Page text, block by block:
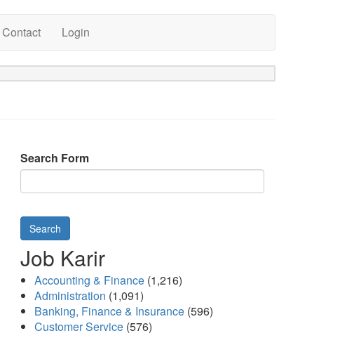
Contact Login
Search Form
Search
Job Karir
Accounting & Finance (1,216)
Administration (1,091)
Banking, Finance & Insurance (596)
Customer Service (576)